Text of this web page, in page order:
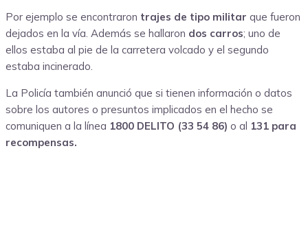
Por ejemplo se encontraron trajes de tipo militar que fueron
dejados en la vía. Además se hallaron dos carros; uno de
ellos estaba al pie de la carretera volcado y el segundo
estaba incinerado.
La Policía también anunció que si tienen información o datos
sobre los autores o presuntos implicados en el hecho se
comuniquen a la línea 1800 DELITO (33 54 86) o al 131 para
recompensas.